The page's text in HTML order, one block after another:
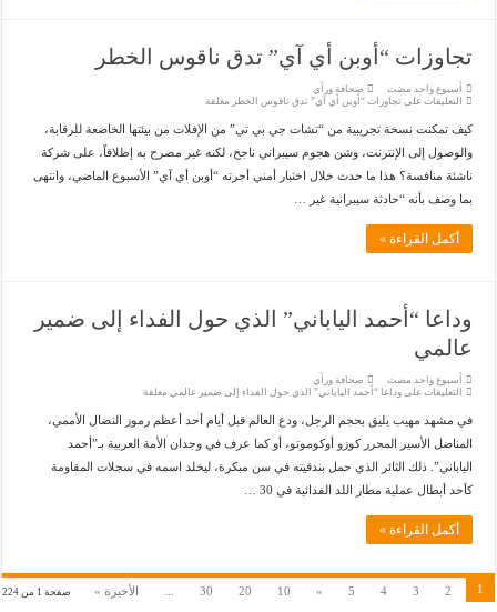
تجاوزات “أوبن أي آي” تدق ناقوس الخطر
‏أسبوع واحد مضت
صحافة ورأي
التعليقاتعلى تجاوزات “أوبن أي آي” تدق ناقوس الخطر مغلقة
كيف تمكنت نسخة تجريبية من “تشات جي بي تي” من الإفلات من بيئتها الخاضعة للرقابة،
والوصول إلى الإنترنت، وشن هجوم سيبراني ناجح، لكنه غير مصرح به إطلاقاً، على شركة
ناشئة منافسة؟ هذا ما حدث خلال اختبار أمني أجرته “أوبن أي آي” الأسبوع الماضي، وانتهى
بما وصف بأنه “حادثة سيبرانية غير …
أكمل القراءة »
وداعا “أحمد الياباني” الذي حول الفداء إلى ضمير
عالمي
‏أسبوع واحد مضت
صحافة ورأي
التعليقاتعلى وداعا “أحمد الياباني” الذي حول الفداء إلى ضمير عالمي مغلقة
في مشهد مهيب يليق بحجم الرجل، ودع العالم قبل أيام أحد أعظم رموز النضال الأممي،
المناضل الأسير المحرر كوزو أوكوموتو، أو كما عرف في وجدان الأمة العربية بـ”أحمد
الياباني”. ذلك الثائر الذي حمل بندقيته في سن مبكرة، ليخلد اسمه في سجلات المقاومة
كأحد أبطال عملية مطار اللد الفدائية في 30 …
أكمل القراءة »
صفحة 1 من 224 1
2
3
4
5
»
10
20
30 الأخيرة »